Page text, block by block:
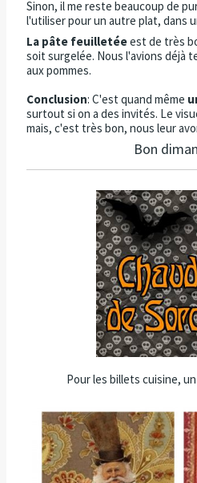
Sinon, il me reste beaucoup de
l'utiliser pour un autre plat, dans
La pâte feuilletéeest de très
soit surgelée. Nous l'avions déjà
aux pommes.
Conclusion: C'est quand même
surtout si on a des invités. Le
mais, c'est très bon, nous leur
Bon
Pour les billets cuisine,